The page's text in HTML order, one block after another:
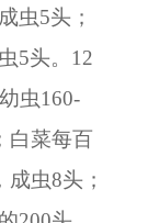
虫5头；
5头。12
虫160-
白菜每百
虫8头；